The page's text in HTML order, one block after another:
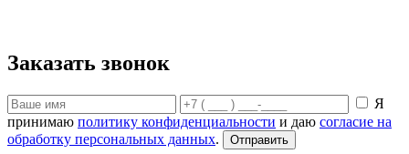
Заказать звонок
Я
принимаю политику конфиденциальности и даю согласие на
обработку персональных данных.